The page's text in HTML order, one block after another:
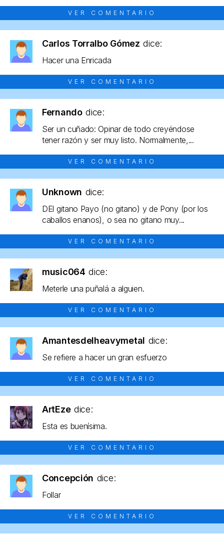
VER COMENTARIO
Carlos Torralbo Gómez dice:
Hacer una Enricada
VER COMENTARIO
Fernando dice:
Ser un cuñado: Opinar de todo creyéndose
tener razón y ser muy listo. Normalmente,...
VER COMENTARIO
Unknown dice:
DEl gitano Payo (no gitano) y de Pony (por los
caballos enanos), o sea no gitano muy...
VER COMENTARIO
music064 dice:
Meterle una puñalá a alguien.
VER COMENTARIO
Amantesdelheavymetal dice:
Se refiere a hacer un gran esfuerzo
VER COMENTARIO
ArtEze dice:
Esta es buenísima.
VER COMENTARIO
Concepción dice:
Follar
VER COMENTARIO